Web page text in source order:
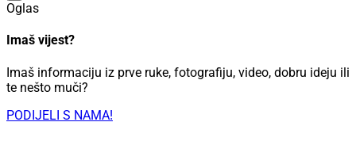
Oglas
Imaš vijest?
Imaš informaciju iz prve ruke, fotografiju, video, dobru ideju ili
te nešto muči?
PODIJELI S NAMA!